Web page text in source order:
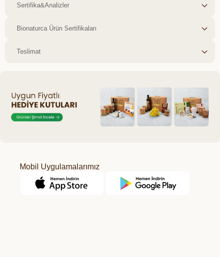
Sertifika&Analizler
Bionaturca Ürün Sertifikaları
Teslimat
Mobil Uygulamalarımız